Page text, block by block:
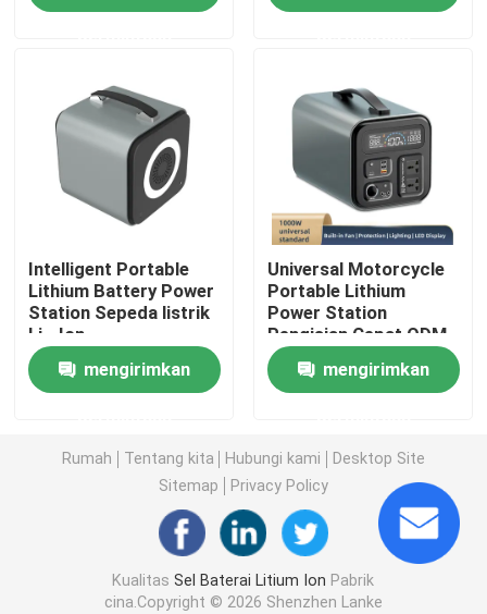
Sel Baterai Litium Besi Fosfat
Baterai Lithium Inverter Rumah
Alat Listrik Baterai Lithium Ion
Paket baterai ion litium
Pembangkit Listrik Lithium Portabel
Bank Daya Baterai isi ulang
Sistem Inverter Surya Rumah
Baterai Lithium Ion Kendaraan Listrik
Intelligent Portable
Lithium Battery Power
Station Sepeda listrik
Li - Ion
mengirimkan
Universal Motorcycle
Portable Lithium
Power Station
Pengisian Cepat ODM
Ebike
mengirimkan
Rumah Tentang kita Hubungi kami
Desktop Site
Sitemap
Privacy Policy
KualitasSel Baterai Litium Ion Pabrik
cina.Copyright © 2026 Shenzhen Lanke